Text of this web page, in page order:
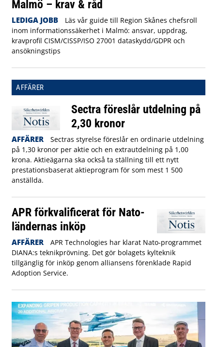
Malmö – krav & råd
LEDIGA JOBB
Läs vår guide till Region Skånes chefsroll
inom informationssäkerhet i Malmö: ansvar, uppdrag,
kravprofil CISM/CISSP/ISO 27001 dataskydd/GDPR och
ansökningstips
AFFÄRER
Sectra föreslår utdelning på
2,30 kronor
AFFÄRER
Sectras styrelse föreslår en ordinarie utdelning
på 1,30 kronor per aktie och en extrautdelning på 1,00
krona. Aktieägarna ska också ta ställning till ett nytt
prestationsbaserat aktieprogram för som mest 1 500
anställda.
APR förkvalificerat för Nato-
ländernas inköp
AFFÄRER
APR Technologies har klarat Nato-programmet
DIANA:s teknikprövning. Det gör bolagets kylteknik
tillgänglig för inköp genom alliansens förenklade Rapid
Adoption Service.